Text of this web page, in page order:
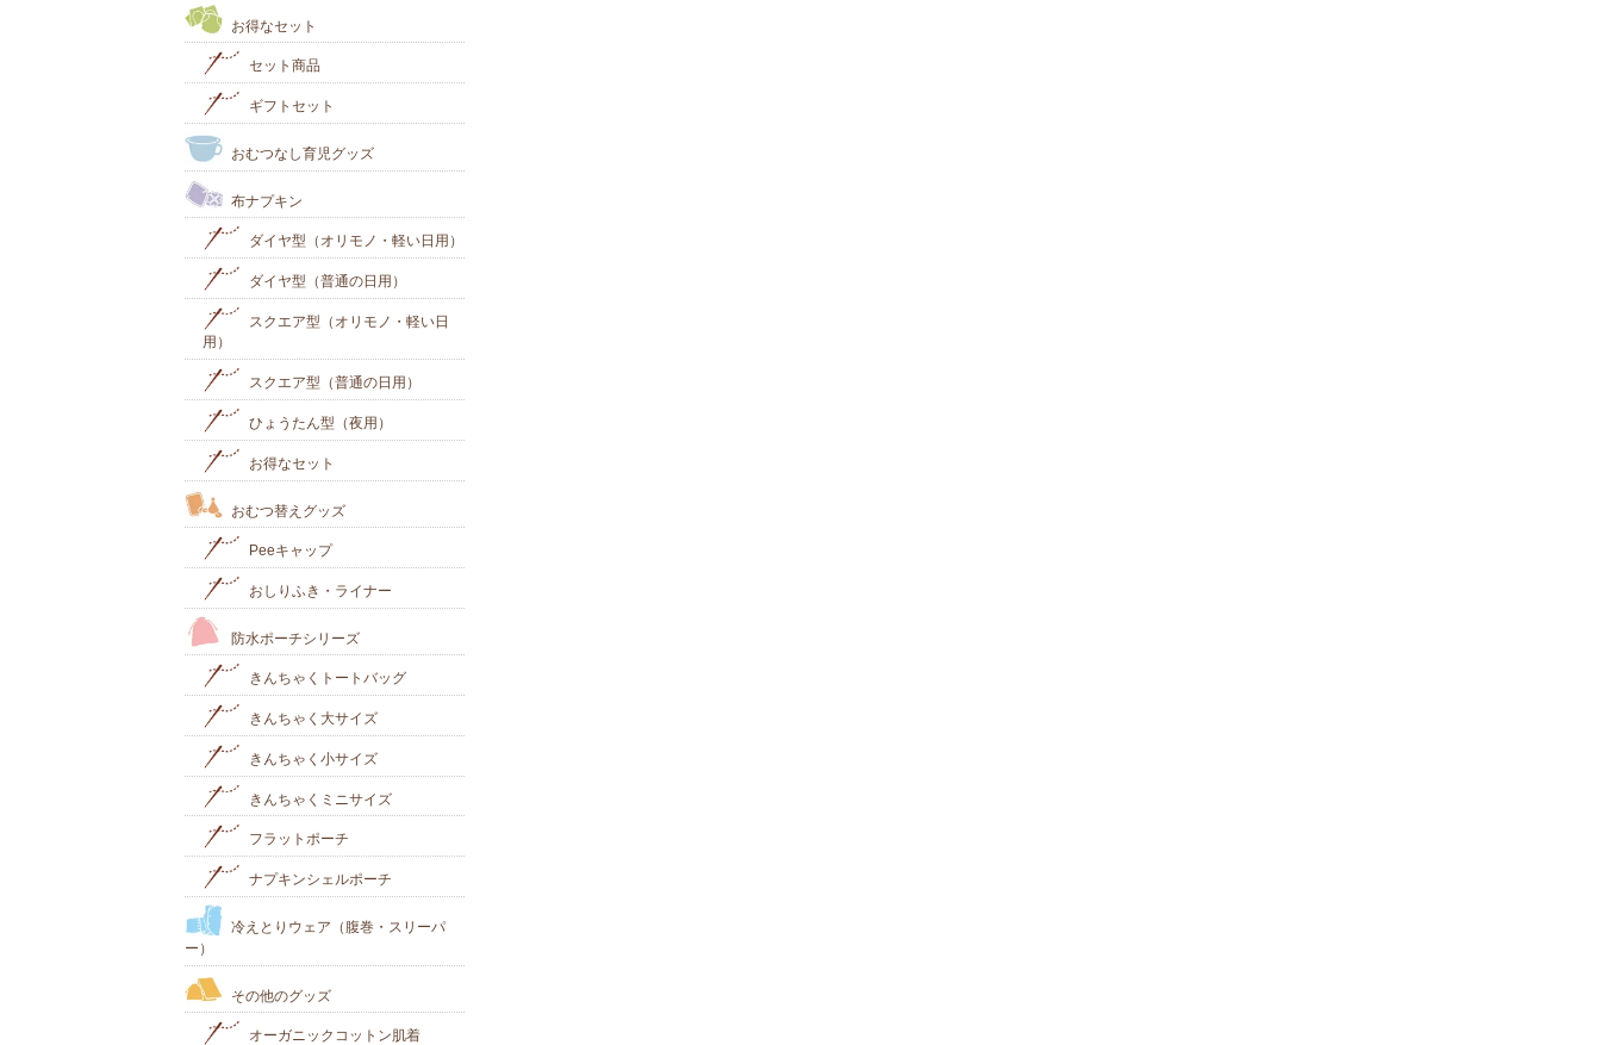
お得なセット
セット商品
ギフトセット
おむつなし育児グッズ
布ナプキン
ダイヤ型（オリモノ・軽い日用）
ダイヤ型（普通の日用）
スクエア型（オリモノ・軽い日
用）
スクエア型（普通の日用）
ひょうたん型（夜用）
お得なセット
おむつ替えグッズ
Peeキャップ
おしりふき・ライナー
防水ポーチシリーズ
きんちゃくトートバッグ
きんちゃく大サイズ
きんちゃく小サイズ
きんちゃくミニサイズ
フラットポーチ
ナプキンシェルポーチ
冷えとりウェア（腹巻・スリーパ
ー）
その他のグッズ
オーガニックコットン肌着